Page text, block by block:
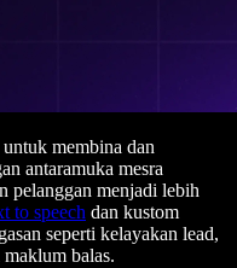
membina dan
antaramuka mesra
pelanggan menjadi lebih
to speech dan kustom
seperti kelayakan lead,
balas.